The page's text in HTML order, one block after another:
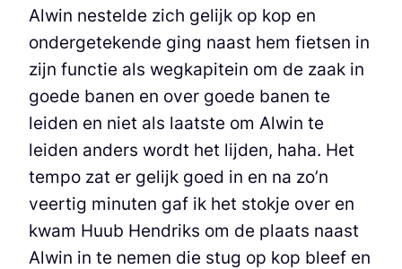
Alwin nestelde zich gelijk op kop en
ondergetekende ging naast hem fietsen in
zijn functie als wegkapitein om de zaak in
goede banen en over goede banen te
leiden en niet als laatste om Alwin te
leiden anders wordt het lijden, haha. Het
tempo zat er gelijk goed in en na zo’n
veertig minuten gaf ik het stokje over en
kwam Huub Hendriks om de plaats naast
Alwin in te nemen die stug op kop bleef en